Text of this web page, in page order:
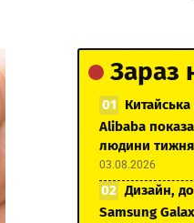
Зараз
Китайська
Alibaba
людини
03.08.2026
Дизайн,
Samsung